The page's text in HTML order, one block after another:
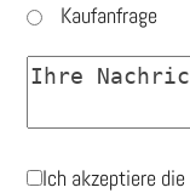
Kaufanfrage
Ich akzeptiere die